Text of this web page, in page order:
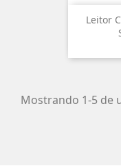
Leitor
Mostrando 1-5 de